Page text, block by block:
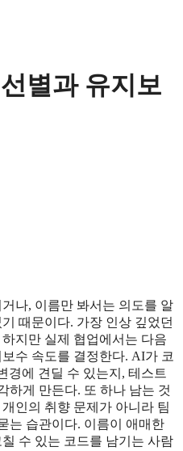
별과 유지보
나, 이름만 봐서는 의도를 알
때문이다. 가장 인상 깊었던
지만 실제 협업에서는 다음
수 속도를 결정한다. AI가 코
경에 견딜 수 있는지, 테스트
하게 만든다. 또 하나 남는 것
인의 취향 문제가 아니라 팀
는 습관이다. 이름이 애매한
수 있는 코드를 남기는 사람